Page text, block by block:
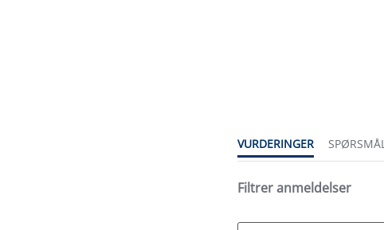
VURDERINGER SPØRSMÅL
Filtrer anmeldelser